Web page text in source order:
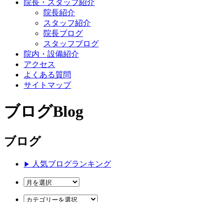
院長・スタッフ紹介
院長紹介
スタッフ紹介
院長ブログ
スタッフブログ
院内・設備紹介
アクセス
よくある質問
サイトマップ
ブログBlog
ブログ
▶ 人気ブログランキング